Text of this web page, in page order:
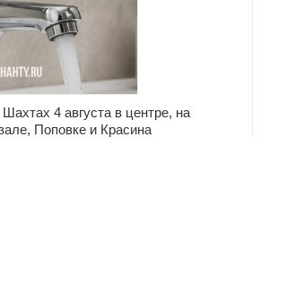
4 августа в центре, на
Поповке и Красина